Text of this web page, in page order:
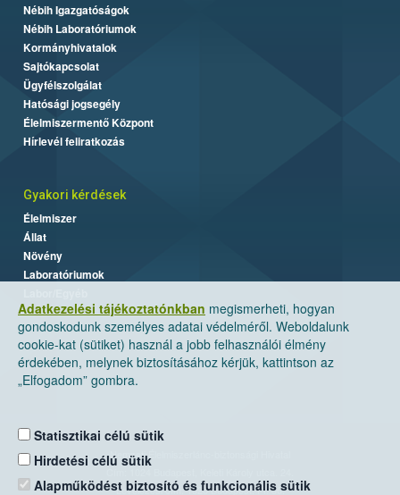
Adatkezelési tájékoztatónkban megismerheti, hogyan
gondoskodunk személyes adatai védelméről. Weboldalunk
cookie-kat (sütiket) használ a jobb felhasználói élmény
érdekében, melynek biztosításához kérjük, kattintson az
„Elfogadom” gombra.
Statisztikai célú sütik
Hirdetési célú sütik
Alapműködést biztosító és funkcionális sütik
Nébih Igazgatóságok
Nébih Laboratóriumok
Kormányhivatalok
Sajtókapcsolat
Ügyfélszolgálat
Hatósági jogsegély
Élelmiszermentő Központ
Hírlevél feliratkozás
Gyakori kérdések
Élelmiszer
Állat
Növény
Laboratóriumok
Nemzeti Élelmiszerlánc-biztonsági Hivatal
Levelezési cím: 1525 Budapest. Pf. 30.